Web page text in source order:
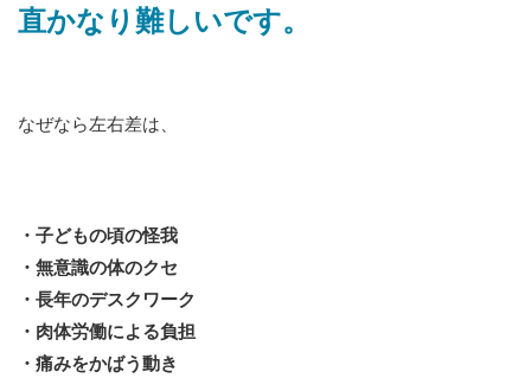
直かなり難しいです。
なぜなら左右差は、
・子どもの頃の怪我
・無意識の体のクセ
・長年のデスクワーク
・肉体労働による負担
・痛みをかばう動き